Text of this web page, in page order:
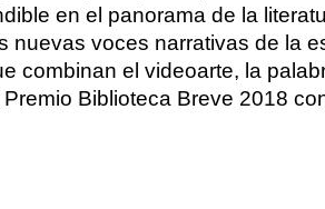
en el panorama de la
voces narrativas de la
combinan el videoarte, la
Biblioteca Breve 2018